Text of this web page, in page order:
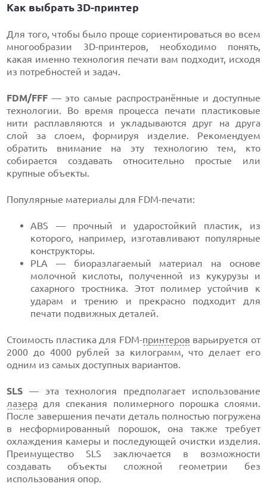
Как выбрать 3D-принтер
Для того, чтобы было проще сориентироваться во всем
многообразии 3D-принтеров, необходимо понять,
какая именно технология печати вам подходит, исходя
из потребностей и задач.
FDM/FFF — это самые распространённые и доступные
технологии. Во время процесса печати пластиковые
нити расплавляются и укладываются друг на друга
слой за слоем, формируя изделие. Рекомендуем
обратить внимание на эту технологию тем, кто
собирается создавать относительно простые или
крупные объекты.
Популярные материалы для FDM-печати:
ABS — прочный и ударостойкий пластик, из
которого, например, изготавливают популярные
конструкторы.
PLA — биоразлагаемый материал на основе
молочной кислоты, полученной из кукурузы и
сахарного тростника. Этот полимер устойчив к
ударам и трению и прекрасно подходит для
печати подвижных деталей.
Стоимость пластика для FDM-принтеров варьируется от
2000 до 4000 рублей за килограмм, что делает его
одним из самых доступных вариантов.
SLS — эта технология предполагает использование
лазера для спекания полимерного порошка слоями.
После завершения печати деталь полностью погружена
в несформированный порошок, она также требует
охлаждения камеры и последующей очистки изделия.
Преимущество SLS заключается в возможности
создавать объекты сложной геометрии без
использования опор.